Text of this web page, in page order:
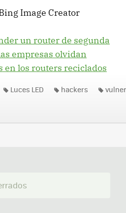
Image Creator
un router de segunda
empresas olvidan
en los routers reciclados
Luces LED hackers